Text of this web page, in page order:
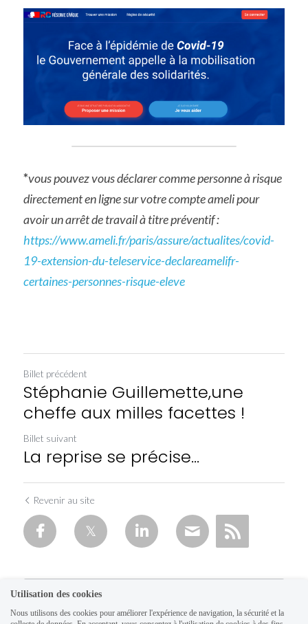
*vous pouvez vous déclarer comme personne à risque
directement en ligne sur votre compte ameli pour
https://www.ameli.fr/paris/assure/actualites/covid-
19-extension-du-teleservice-declareamelifr-
certaines-personnes-risque-eleve
Billet précédent
Stéphanie Guillemette,une
cheffe aux milles facettes !
Billet suivant
La reprise se précise...
Revenir au site
Utilisation des cookies
Nous utilisons des cookies pour améliorer l'expérience de navigation, la sécurité et la